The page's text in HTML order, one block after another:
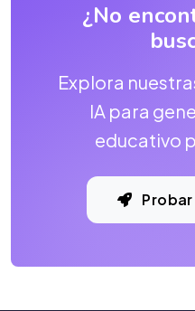
¿No
Explora
IA para
educativo